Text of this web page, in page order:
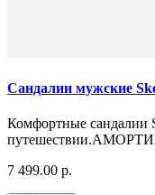
Сандалии мужские
Комфортные сандалии
7 499.00 р.